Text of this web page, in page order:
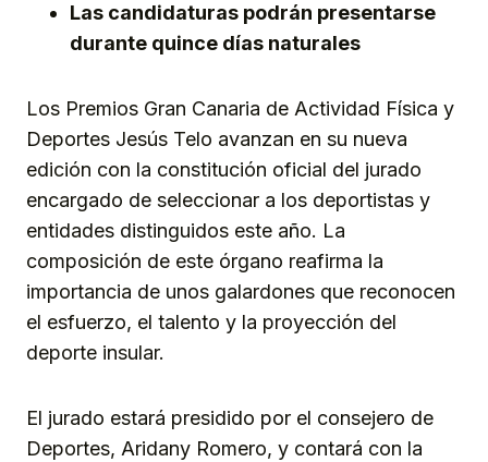
Las candidaturas podrán presentarse
durante quince días naturales
Los Premios Gran Canaria de Actividad Física y
Deportes Jesús Telo avanzan en su nueva
edición con la constitución oficial del jurado
encargado de seleccionar a los deportistas y
entidades distinguidos este año. La
composición de este órgano reafirma la
importancia de unos galardones que reconocen
el esfuerzo, el talento y la proyección del
deporte insular.
El jurado estará presidido por el consejero de
Deportes, Aridany Romero, y contará con la